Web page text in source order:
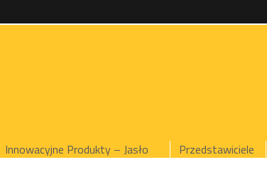
Innowacyjne Produkty – Jasło Przedstawiciele